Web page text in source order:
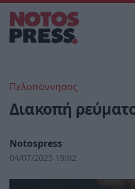
Πελοπόννησος
Διακοπή
Notospress
04/07/2025 19:02